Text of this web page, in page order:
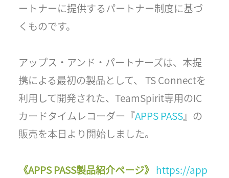
ートナーに提供するパートナー制度に基づ
くものです。
アップス・アンド・パートナーズは、本提
携による最初の製品として、 TS Connectを
利用して開発された、TeamSpirit専用のIC
カードタイムレコーダー『APPS PASS』の
販売を本日より開始しました。
《APPS PASS製品紹介ページ》 https://app